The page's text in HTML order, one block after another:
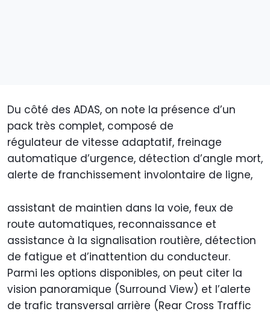
Du côté des ADAS, on note la présence d’un
pack très complet, composé de
régulateur de vitesse adaptatif, freinage
automatique d’urgence, détection d’angle mort,
alerte de franchissement involontaire de ligne,
assistant de maintien dans la voie, feux de
route automatiques, reconnaissance et
assistance à la signalisation routière, détection
de fatigue et d’inattention du conducteur.
Parmi les options disponibles, on peut citer la
vision panoramique (Surround View) et l’alerte
de trafic transversal arrière (Rear Cross Traffic